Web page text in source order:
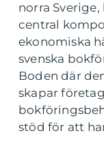
norra
central
ekonomiska
svenska
Boden där
skapar
stöd för att